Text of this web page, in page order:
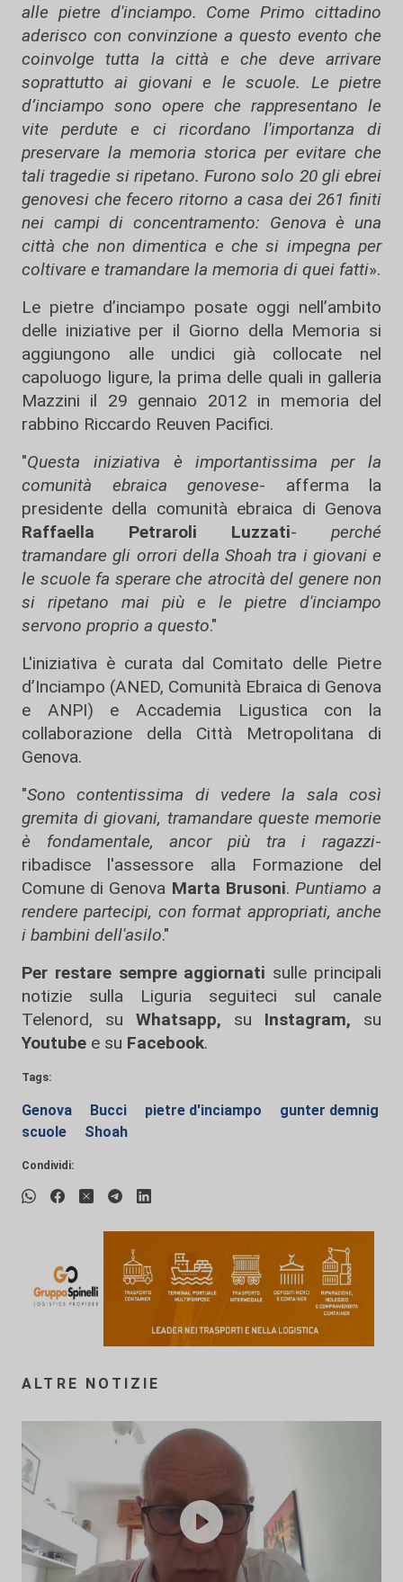
alle pietre d'inciampo. Come Primo cittadino
aderisco con convinzione a questo evento che
coinvolge tutta la città e che deve arrivare
soprattutto ai giovani e le scuole. Le pietre
d’inciampo sono opere che rappresentano le
vite perdute e ci ricordano l'importanza di
preservare la memoria storica per evitare che
tali tragedie si ripetano. Furono solo 20 gli ebrei
genovesi che fecero ritorno a casa dei 261 finiti
nei campi di concentramento: Genova è una
città che non dimentica e che si impegna per
coltivare e tramandare la memoria di quei fatti».
Le pietre d’inciampo posate oggi nell’ambito
delle iniziative per il Giorno della Memoria si
aggiungono alle undici già collocate nel
capoluogo ligure, la prima delle quali in galleria
Mazzini il 29 gennaio 2012 in memoria del
rabbino Riccardo Reuven Pacifici.
"Questa iniziativa è importantissima per la
comunità ebraica genovese- afferma la
presidente della comunità ebraica di Genova
Raffaella Petraroli Luzzati- perché
tramandare gli orrori della Shoah tra i giovani e
le scuole fa sperare che atrocità del genere non
si ripetano mai più e le pietre d'inciampo
servono proprio a questo."
L'iniziativa è curata dal Comitato delle Pietre
d’Inciampo (ANED, Comunità Ebraica di Genova
e ANPI) e Accademia Ligustica con la
collaborazione della Città Metropolitana di
Genova.
"Sono contentissima di vedere la sala così
gremita di giovani, tramandare queste memorie
è fondamentale, ancor più tra i ragazzi-
ribadisce l'assessore alla Formazione del
Comune di Genova Marta Brusoni. Puntiamo a
rendere partecipi, con format appropriati, anche
i bambini dell'asilo."
Per restare sempre aggiornati sulle principali
notizie sulla Liguria seguiteci sul canale
Telenord, su
Whatsapp, su Instagram, su
Youtube e su Facebook.
Tags:
Genova Bucci pietre d'inciampo
gunter demnig
scuole
Shoah
Condividi:
ALTRE NOTIZIE